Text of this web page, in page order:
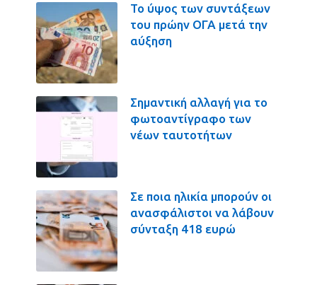
Το ύψος των συντάξεων
του πρώην ΟΓΑ μετά την
αύξηση
Σημαντική αλλαγή για το
φωτοαντίγραφο των
νέων ταυτοτήτων
Σε ποια ηλικία μπορούν οι
ανασφάλιστοι να λάβουν
σύνταξη 418 ευρώ